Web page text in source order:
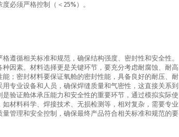
必须严格控制（＜25%）。
遵循相关标准和规范，确保结构强度、密封性和安全性。
因素。材料选择更是关键环节，要充分考虑耐腐蚀、耐高
；密封材料要保证氧舱的密封性能，具备良好的耐压、耐
专业设备和人员，确保焊缝质量和气密性，这直接关系到
验证舱体承压能力和安全性的重要环节，通过模拟实际使
材料科学、焊接技术、无损检测等，相对复杂，需要专业
管理和安全控制，确保最终产品符合相关标准和规范的要